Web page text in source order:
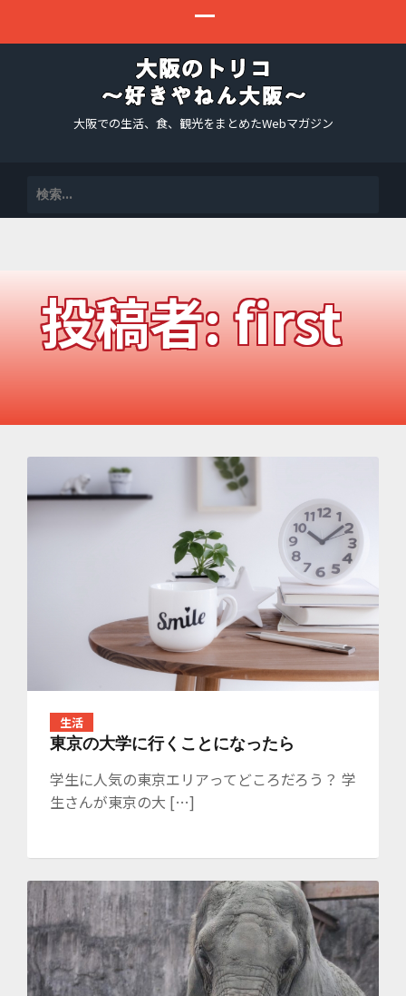
大阪での生活、食、観光をまとめたWebマガジン
検
投稿者:first
生活
東京の大学に行くことになったら
学生に人気の東京エリアってどころだろう？ 学
生さんが東京の大 […]